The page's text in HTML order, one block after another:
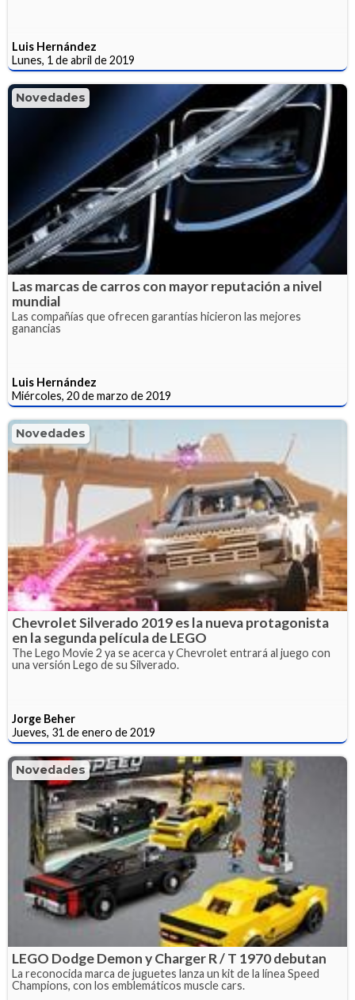
Luis Hernández
Lunes, 1 de abril de 2019
Novedades
Las marcas de carros con mayor reputación a nivel
mundial
Las compañías que ofrecen garantías hicieron las mejores
ganancias
Luis Hernández
Miércoles, 20 de marzo de 2019
Novedades
Chevrolet Silverado 2019 es la nueva protagonista
en la segunda película de LEGO
The Lego Movie 2 ya se acerca y Chevrolet entrará al juego con
una versión Lego de su Silverado.
Jorge Beher
Jueves, 31 de enero de 2019
Novedades
LEGO Dodge Demon y Charger R / T 1970 debutan
La reconocida marca de juguetes lanza un kit de la línea Speed
Champions, con los emblemáticos muscle cars.